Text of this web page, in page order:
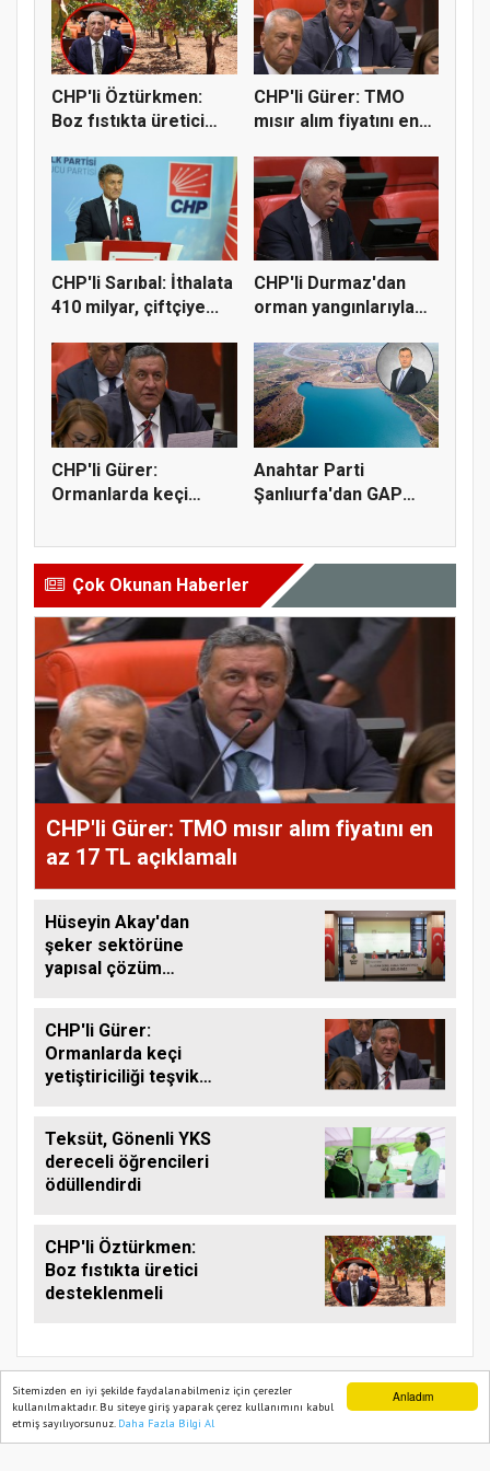
Anladım
Sitemizden en iyi şekilde faydalanabilmeniz için çerezler
kullanılmaktadır. Bu siteye giriş yaparak çerez kullanımını kabul
etmiş sayılıyorsunuz. Daha Fazla Bilgi Al
CHP'li Öztürkmen:
Boz fıstıkta üretici
CHP'li Gürer: TMO
mısır alım fiyatını en
CHP'li Sarıbal: İthalata
410 milyar, çiftçiye...
CHP'li Durmaz'dan
orman yangınlarıyla
CHP'li Gürer:
Ormanlarda keçi
Anahtar Parti
Şanlıurfa'dan GAP
Çok Okunan Haberler
CHP'li Gürer: TMO mısır alım fiyatını en
az 17 TL açıklamalı
Hüseyin Akay'dan
şeker sektörüne
yapısal çözüm
CHP'li Gürer:
Ormanlarda keçi
yetiştiriciliği teşvik
Teksüt, Gönenli YKS
dereceli öğrencileri
ödüllendirdi
CHP'li Öztürkmen:
Boz fıstıkta üretici
desteklenmeli
TARIM PUSULASI
Ana Sayfa Web TV